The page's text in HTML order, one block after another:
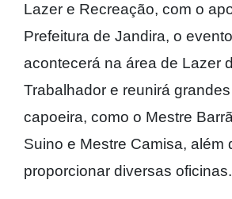
Lazer e Recreação, com o
Prefeitura de Jandira, o evento
acontecerá na área de Lazer
Trabalhador e reunirá
capoeira, como o Mestre
Suino e Mestre Camisa, além
proporcionar diversas oficinas.